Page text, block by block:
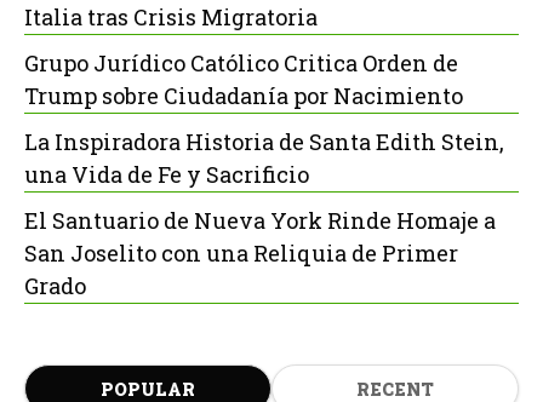
Italia tras Crisis Migratoria
Grupo Jurídico Católico Critica Orden de
Trump sobre Ciudadanía por Nacimiento
La Inspiradora Historia de Santa Edith Stein,
una Vida de Fe y Sacrificio
El Santuario de Nueva York Rinde Homaje a
San Joselito con una Reliquia de Primer
Grado
POPULAR RECENT